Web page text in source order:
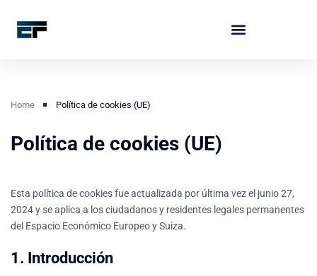
Home Política de cookies (UE)
Política de cookies (UE)
Esta política de cookies fue actualizada por última vez el junio 27,
2024 y se aplica a los ciudadanos y residentes legales permanentes
del Espacio Económico Europeo y Suiza.
1. Introducción